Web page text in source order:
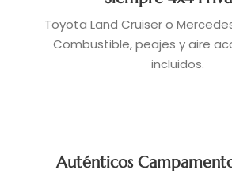
Toyota Land Cruiser o
Combustible, peajes y aire
incluidos.
Auténticos